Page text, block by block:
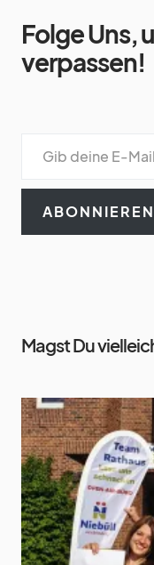
Folge Uns,
verpassen!
ABONNIEREN
Magst Du